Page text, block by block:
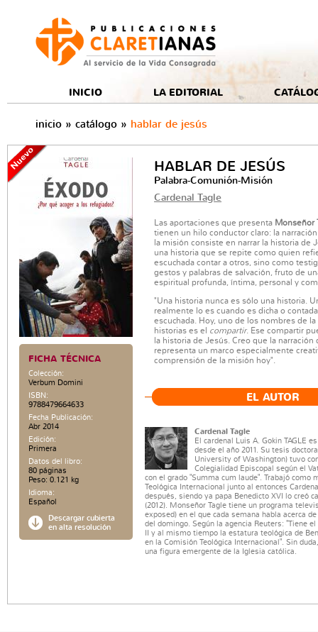
INICIO LA EDITORIAL
inicio » catálogo » hablar de jesús
FICHA TÉCNICA
Colección:
Verbum Domini
ISBN:
9788479664633
Fecha Publicación:
Abr 2014
Edición:
Primera
Datos del libro:
80 páginas
Peso: 0.121 kg
Idioma:
Español
Descargar cubierta
en alta resolución
HABLAR DE JESÚS
Palabra-Comunión-Misión
Cardenal Tagle
Las aportaciones que presenta Monseñor
tienen un hilo conductor claro: la
la misión consiste en narrar la historia de
una historia que se repite como quien
escuchada contar a otros, sino como
gestos y palabras de salvación, fruto de
espiritual profunda, íntima, personal y
"Una historia nunca es sólo una historia.
realmente lo es cuando es dicha o
escuchada. Hoy, uno de los nombres de
historias es el compartir. Ese compartir
la historia de Jesús. Creo que la narración
representa un marco especialmente
comprensión de la misión hoy".
EL AUTOR
Cardenal Tagle
El cardenal Luis A. Gokin TAGLE
desde el año 2011. Su tesis
University of Washington) tuvo
Colegialidad Episcopal según el
con el grado "Summa cum laude". Trabajó como
Teológica Internacional junto al entonces
después, siendo ya papa Benedicto XVI lo creó
(2012). Monseñor Tagle tiene un programa
exposed) en el que cada semana habla acerca
del domingo. Según la agencia Reuters: "Tiene
II y al mismo tiempo la estatura teológica de
en la Comisión Teológica Internacional". Sin
una figura emergente de la Iglesia católica.